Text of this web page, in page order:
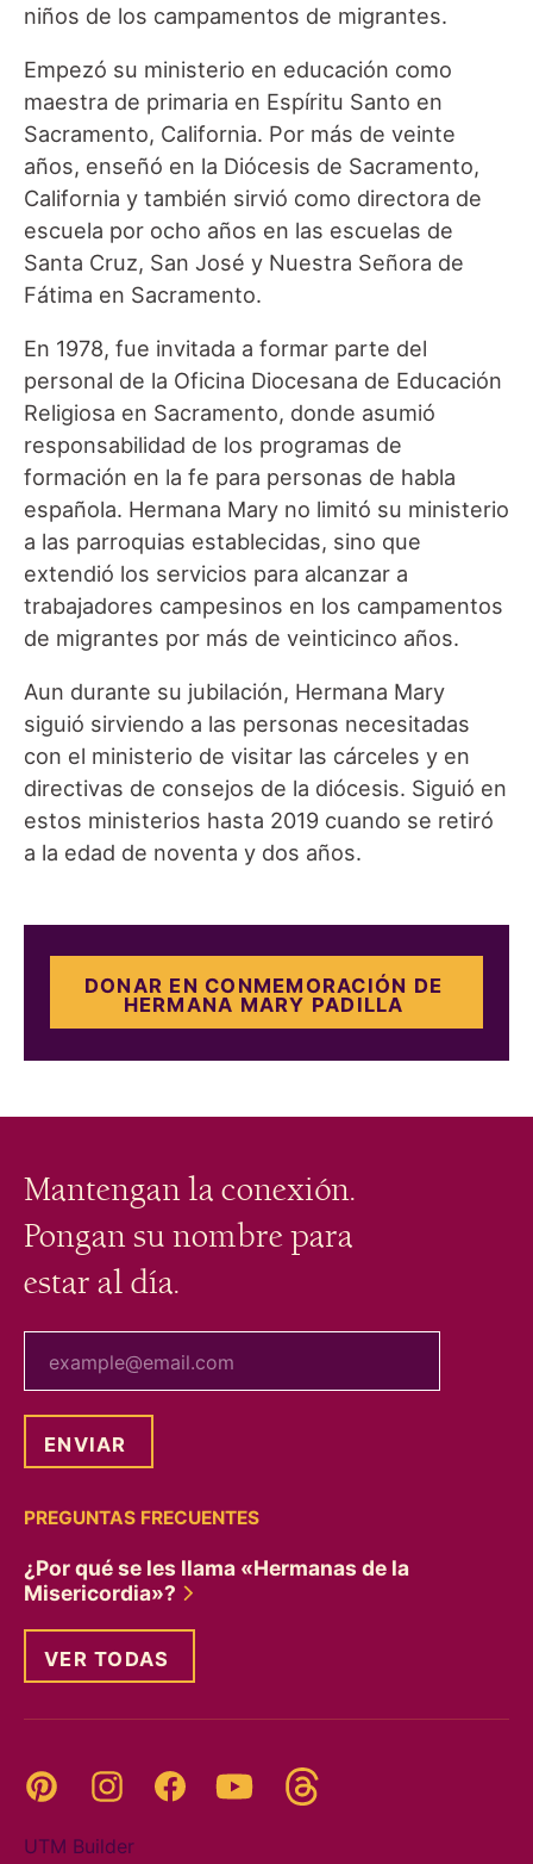
niños de los campamentos de migrantes.
Empezó su ministerio en educación como
maestra de primaria en Espíritu Santo en
Sacramento, California. Por más de veinte
años, enseñó en la Diócesis de Sacramento,
California y también sirvió como directora de
escuela por ocho años en las escuelas de
Santa Cruz, San José y Nuestra Señora de
Fátima en Sacramento.
En 1978, fue invitada a formar parte del
personal de la Oficina Diocesana de Educación
Religiosa en Sacramento, donde asumió
responsabilidad de los programas de
formación en la fe para personas de habla
española. Hermana Mary no limitó su ministerio
a las parroquias establecidas, sino que
extendió los servicios para alcanzar a
trabajadores campesinos en los campamentos
de migrantes por más de veinticinco años.
Aun durante su jubilación, Hermana Mary
siguió sirviendo a las personas necesitadas
con el ministerio de visitar las cárceles y en
directivas de consejos de la diócesis. Siguió en
estos ministerios hasta 2019 cuando se retiró
a la edad de noventa y dos años.
DONAR EN CONMEMORACIÓN DE
HERMANA MARY PADILLA
Mantengan la conexión.
Pongan su nombre para
estar al día.
PREGUNTAS FRECUENTES
¿Por qué se les llama «Hermanas de la
Misericordia»?
VER TODAS
Pinterest InstagramFacebookYouTube
UTM Builder